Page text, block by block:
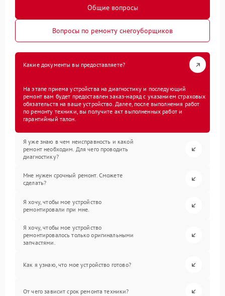
Общие вопросы
Вопросы по ремонту снегоуборщиков
Какие документы вы предоставляете?
На этапе приема устройства на диагностику и последующий
ремонт вам будет предоставлен заказ-наряд с указанием страховых
обязательств на ваше устройство. Далее, после выполнения работ
по ремонту техники, вы получите акт выполненных работ и
гарантийный талон.
Я уже знаю в чем неисправность и какой
ремонт необходим. Для чего проводить
диагностику?
Мне нужен срочный ремонт. Сможете
сделать?
Я хочу, чтобы мое устройство
ремонтировали при мне.
Я хочу, чтобы мое устройство
ремонтировалось только оригинальными
запчастями.
Как я узнаю, что мое устройство готово?
От чего зависит срок ремонта техники?